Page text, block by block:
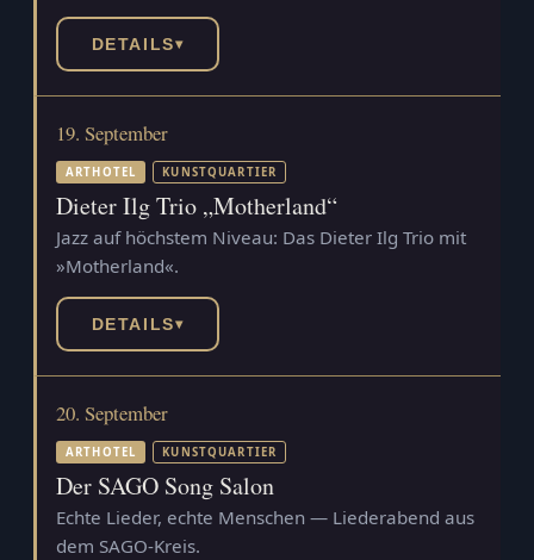
DETAILS▾
19. September
ARTHOTEL KUNSTQUARTIER
Dieter Ilg Trio „Motherland“
Jazz auf höchstem Niveau: Das Dieter Ilg Trio mit
»Motherland«.
DETAILS▾
20. September
ARTHOTEL KUNSTQUARTIER
Der SAGO Song Salon
Echte Lieder, echte Menschen — Liederabend aus
dem SAGO-Kreis.